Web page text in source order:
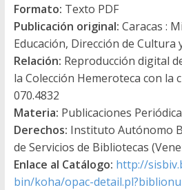
Formato: Texto PDF
Publicación original: Caracas :
Educación, Dirección de Cultura
Relación: Reproducción digital
la Colección Hemeroteca con la
070.4832
Materia: Publicaciones
Derechos: Instituto Autónomo
de Servicios de Bibliotecas
Enlace al Catálogo: http://
bin/koha/opac-